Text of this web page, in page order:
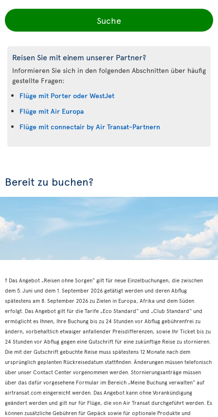
Suche
Reisen Sie mit einem unserer Partner?
Informieren Sie sich in den folgenden Abschnitten über häufig
gestellte Fragen:
Flüge mit Porter oder WestJet
Flüge mit Air Europa
Flüge mit connectair by Air Transat-Partnern
Bereit zu buchen?
† Das Angebot „Reisen ohne Sorgen“ gilt für neue Einzelbuchungen, die zwischen
dem 5. Juni und dem 1. September 2026 getätigt werden und deren Abflug
spätestens am 8. September 2026 zu Zielen in Europa, Afrika und dem Süden
erfolgt. Das Angebot gilt für die Tarife „Eco Standard“ und „Club Standard“ und
ermöglicht es Ihnen, Ihre Buchung bis zu 24 Stunden vor Abflug gebührenfrei zu
ändern, vorbehaltlich etwaiger anfallender Preisdifferenzen, sowie Ihr Ticket bis zu
24 Stunden vor Abflug gegen eine Gutschrift für eine zukünftige Reise zu stornieren.
Die mit der Gutschrift gebuchte Reise muss spätestens 12 Monate nach dem
ursprünglich geplanten Rückreisedatum stattfinden. Änderungen müssen telefonisch
über unser Contact Center vorgenommen werden. Stornierungsanträge müssen
über das dafür vorgesehene Formular im Bereich „Meine Buchung verwalten“ auf
airtransat.com eingereicht werden. Das Angebot kann ohne Vorankündigung
geändert werden und gilt nur für Flüge, die von Air Transat durchgeführt werden. Es
können zusätzliche Gebühren für Gepäck sowie für optionale Produkte und